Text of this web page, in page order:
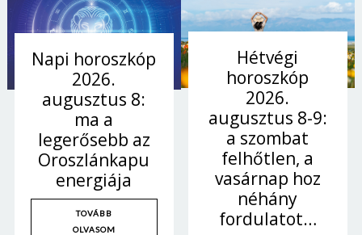
Napi horoszkóp
2026.
augusztus 8:
ma a
legerősebb az
Oroszlánkapu
energiája
TOVÁBB
OLVASOM
Hétvégi
horoszkóp
2026.
augusztus 8-9:
a szombat
felhőtlen, a
vasárnap hoz
néhány
fordulatot…